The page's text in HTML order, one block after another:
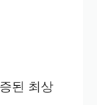
된 최상